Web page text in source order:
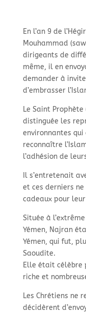
En l’an 9 de
Mouhammad
dirigeants de
même, il en
demander à
d’embrasser
Le Saint
distinguée les
environnantes
reconnaître
l’adhésion de
Il s’entretenait
et ces derniers ne
cadeaux pour
Située à
Yémen, Najran
Yémen, qui fut,
Saoudite.
Elle était célèbre
riche et
Les Chrétiens ne
décidèrent